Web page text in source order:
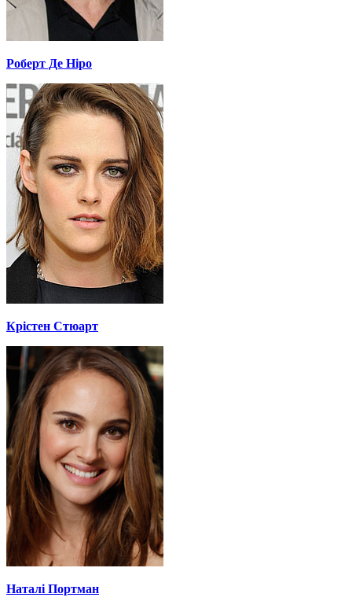
Роберт Де Ніро
Крістен Стюарт
Наталі Портман